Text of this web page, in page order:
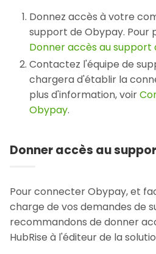
Donnez accès à votre
support de Obypay. Pour
Donner accès au support
Contactez l'équipe de
chargera d'établir la
plus d'information, voir
Obypay.
Donner accès au
Pour connecter Obypay, et
charge de vos demandes de
recommandons de donner
HubRise à l'éditeur de la